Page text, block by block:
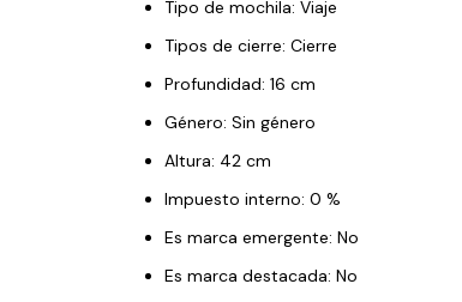
Tipo de mochila: Viaje
Tipos de cierre: Cierre
Profundidad: 16 cm
Género: Sin género
Altura: 42 cm
Impuesto interno: 0 %
Es marca emergente: No
Es marca destacada: No